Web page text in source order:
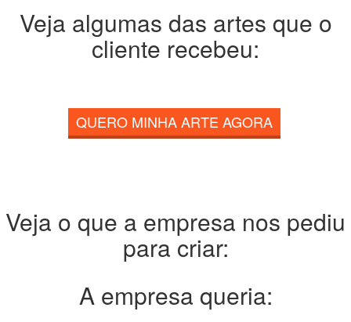
Veja algumas das artes que o
cliente recebeu:
QUERO MINHA ARTE AGORA
Veja o que a empresa nos pediu
para criar:
A empresa queria: